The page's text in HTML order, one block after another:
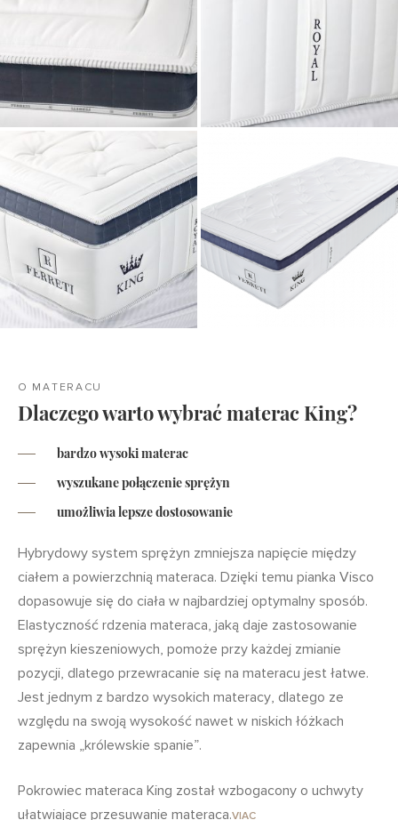
O MATERACU
Dlaczego warto wybrać materac King?
bardzo wysoki materac
wyszukane połączenie sprężyn
umożliwia lepsze dostosowanie
Hybrydowy system sprężyn zmniejsza napięcie między
ciałem a powierzchnią materaca. Dzięki temu pianka Visco
dopasowuje się do ciała w najbardziej optymalny sposób.
Elastyczność rdzenia materaca, jaką daje zastosowanie
sprężyn kieszeniowych, pomoże przy każdej zmianie
pozycji, dlatego przewracanie się na materacu jest łatwe.
Jest jednym z bardzo wysokich materacy, dlatego ze
względu na swoją wysokość nawet w niskich łóżkach
zapewnia „królewskie spanie”.
Pokrowiec materaca King został wzbogacony o uchwyty
ułatwiające przesuwanie materaca.VIAC